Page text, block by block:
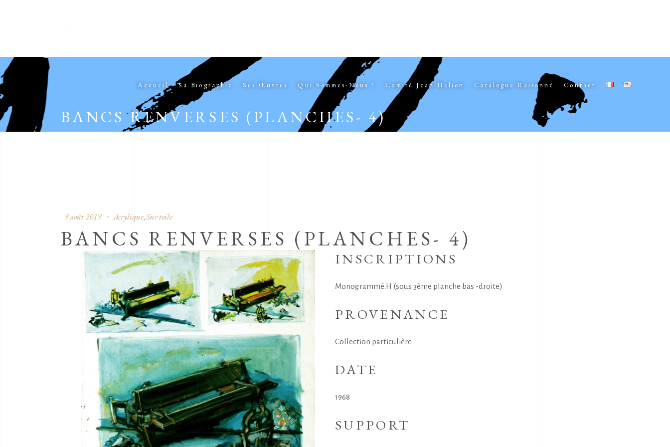
Accueil Sa Biographie Ses Œuvres Qui Sommes-Nous ? Comité Jean Helion Catalogue Raisonné Contact
BANCS RENVERSES (PLANCHES- 4)
9 août 2019 Acrylique, Sur toile
BANCS RENVERSES (PLANCHES- 4)
INSCRIPTIONS
Monogrammé:H (sous 3ème planche bas -droite)
PROVENANCE
Collection particulière.
DATE
1968
SUPPORT